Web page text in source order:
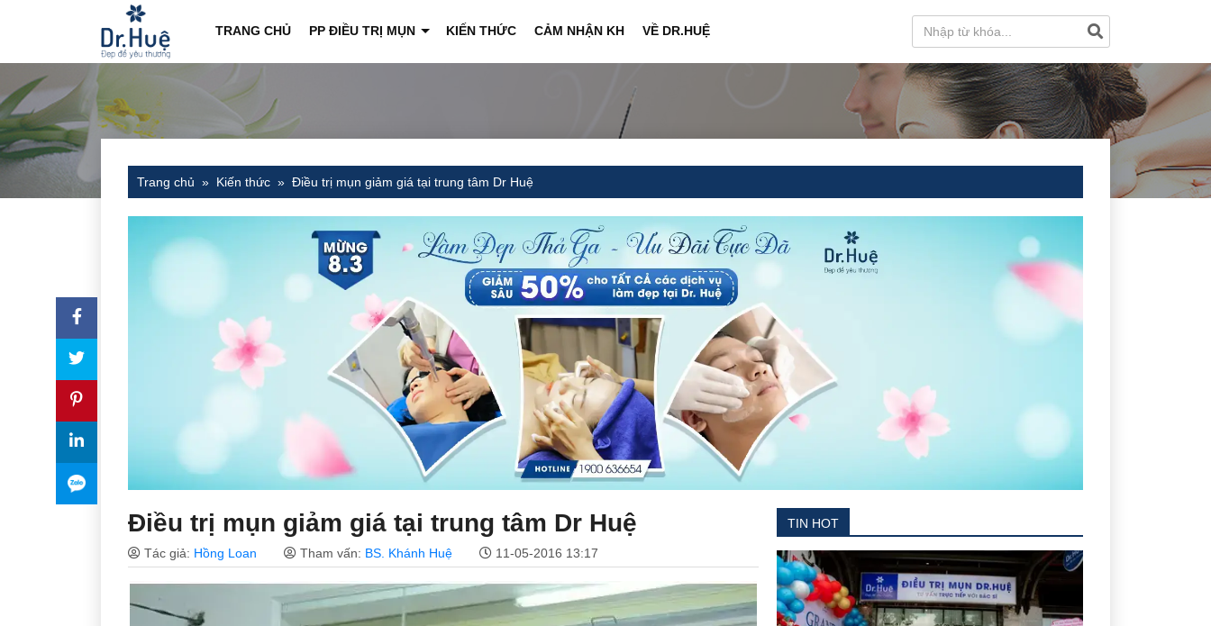
TRANG CHỦ PP ĐIỀU TRỊ MỤN KIẾN THỨC CẢM NHẬN KH VỀ DR.HUỆ
Trang chủ Kiến thức Điều trị mụn giảm giá tại trung tâm Dr Huệ
Điều trị mụn giảm giá tại trung tâm Dr Huệ
Tác giả: Hồng Loan Tham vấn: BS. Khánh Huệ 11-05-2016 13:17
TIN HOT